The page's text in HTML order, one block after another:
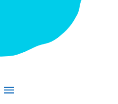
Menu